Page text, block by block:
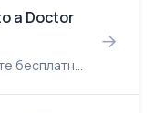
a Doctor
На этой странице вы можете бесплатно читать реферат на английском языке: Visit to a Doctor. Visit to a Doctor The problem of health always worried people. It has been in the center of att...
→